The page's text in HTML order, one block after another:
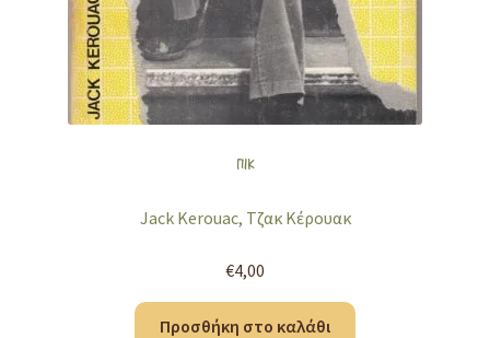
ΠΙΚ
Jack Kerouac, Τζακ Κέρουακ
€4,00
Προσθήκη στο καλάθι